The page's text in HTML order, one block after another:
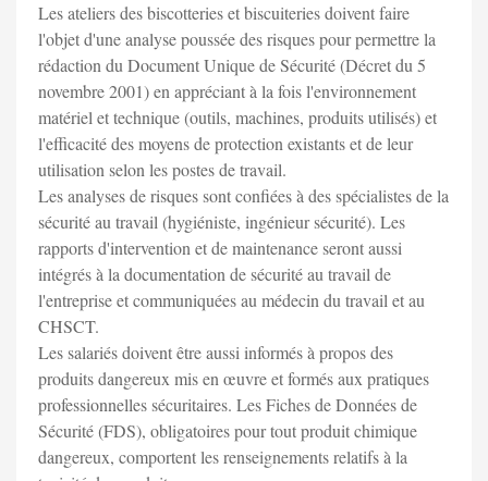
Les ateliers des biscotteries et biscuiteries doivent faire
l'objet d'une analyse poussée des risques pour permettre la
rédaction du Document Unique de Sécurité (Décret du 5
novembre 2001) en appréciant à la fois l'environnement
matériel et technique (outils, machines, produits utilisés) et
l'efficacité des moyens de protection existants et de leur
utilisation selon les postes de travail.
Les analyses de risques sont confiées à des spécialistes de la
sécurité au travail (hygiéniste, ingénieur sécurité). Les
rapports d'intervention et de maintenance seront aussi
intégrés à la documentation de sécurité au travail de
l'entreprise et communiquées au médecin du travail et au
CHSCT.
Les salariés doivent être aussi informés à propos des
produits dangereux mis en œuvre et formés aux pratiques
professionnelles sécuritaires. Les Fiches de Données de
Sécurité (FDS), obligatoires pour tout produit chimique
dangereux, comportent les renseignements relatifs à la